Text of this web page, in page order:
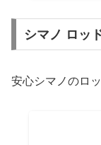
シマノ ロッ
安心シマノのロ